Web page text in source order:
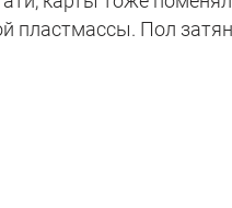
пластмассы. Пол